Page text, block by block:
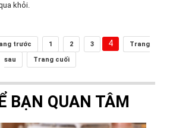
khỏi.
trước 1 2 3 4
Trang
sau
Trang cuối
BẠN QUAN TÂM